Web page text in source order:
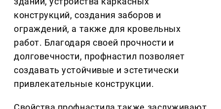
конструкций, создания заборов и
ограждений, а также для кровельных
работ. Благодаря своей прочности и
долговечности, профнастил позволяет
создавать устойчивые и эстетически
привлекательные конструкции.